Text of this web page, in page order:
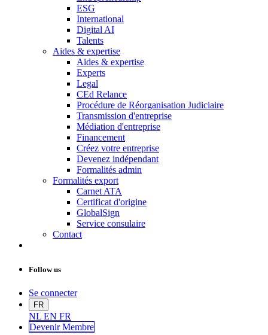
ESG
International
Digital AI
Talents
Aides & expertise
Aides & expertise
Experts
Legal
CEd Relance
Procédure de Réorganisation Judiciaire
Transmission d'entreprise
Médiation d'entreprise
Financement
Créez votre entreprise
Devenez indépendant
Formalités admin
Formalités export
Carnet ATA
Certificat d'origine
GlobalSign
Service consulaire
Contact
Follow us
Se connecter
FR
NL EN FR
Devenir Membre